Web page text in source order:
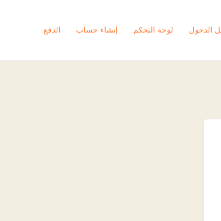
الدخول لوحة التحكم إنشاء حساب الدفع